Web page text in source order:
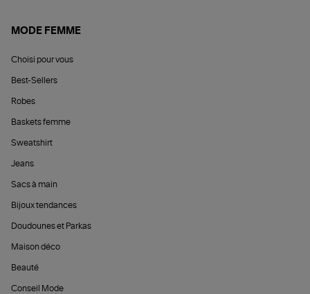
MODE FEMME
Choisi pour vous
Best-Sellers
Robes
Baskets femme
Sweatshirt
Jeans
Sacs à main
Bijoux tendances
Doudounes et Parkas
Maison déco
Beauté
Conseil Mode